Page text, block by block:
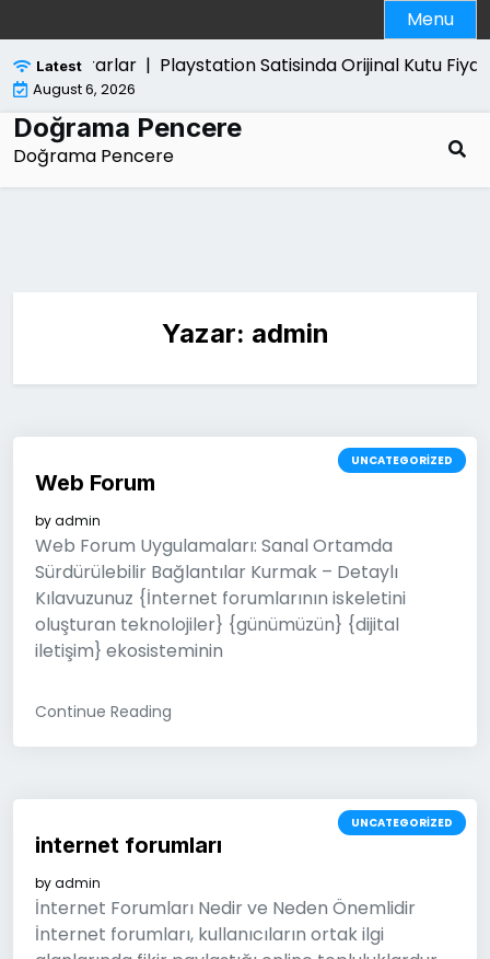
to
content
Menu
LatestZararlar | Playstation Satisinda Orijinal Kutu
August 6, 2026
Doğrama Pencere
Doğrama Pencere
Yazar: admin
UNCATEGORIZED
Web Forum
byadmin
Web Forum Uygulamaları: Sanal Ortamda
Sürdürülebilir Bağlantılar Kurmak – Detaylı
Kılavuzunuz {İnternet forumlarının iskeletini
oluşturan teknolojiler} {günümüzün} {dijital
iletişim} ekosisteminin
Continue Reading
UNCATEGORIZED
internet forumları
byadmin
İnternet Forumları Nedir ve Neden Önemlidir
İnternet forumları, kullanıcıların ortak ilgi